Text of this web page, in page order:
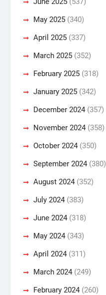
May 2025(340)
April 2025(337)
March 2025(352)
February 2025(318)
January 2025(342)
December 2024(357)
November 2024(358)
October 2024(350)
September 2024(380)
August 2024(352)
July 2024(383)
June 2024(318)
May 2024(343)
April 2024(311)
March 2024(249)
February 2024(260)